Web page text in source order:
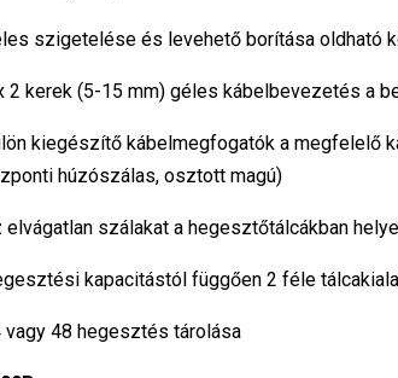
szigetelése és levehető borítása oldható
2 kerek (5-15 mm) géles kábelbevezetés a
kiegészítő kábelmegfogatók a megfelelő
húzószálas, osztott magú)
elvágatlan szálakat a hegesztőtálcákban
kapacitástól függően 2 féle
vagy 48 hegesztés tárolása